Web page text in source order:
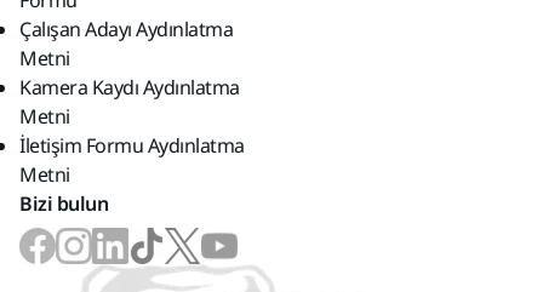
Çalışan Adayı Aydınlatma
Metni
Kamera Kaydı Aydınlatma
Metni
İletişim Formu Aydınlatma
Metni
Bizi bulun